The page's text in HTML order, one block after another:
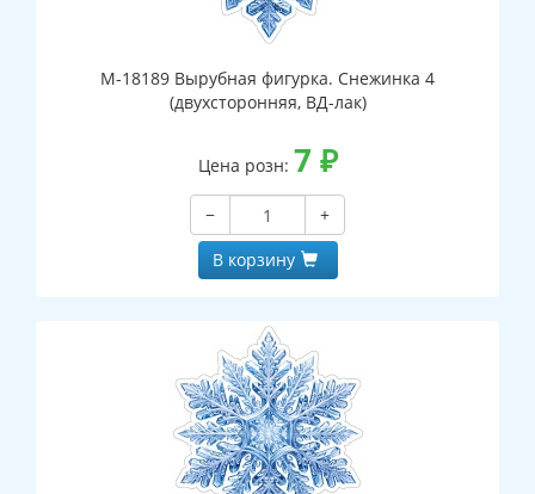
М-18189 Вырубная фигурка. Снежинка 4
(двухсторонняя, ВД-лак)
Цена розн: 7 ₽
−
+
В корзину